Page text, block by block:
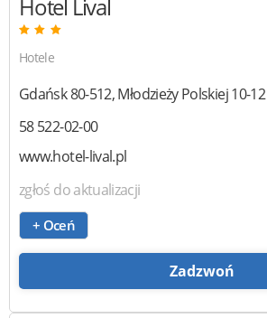
Hotel Lival
Hotele
Gdańsk80-512,Młodzieży Polskiej 10-12
58 522-02-00
www.hotel-lival.pl
zgłoś do aktualizacji
+ Oceń
Zadzwoń